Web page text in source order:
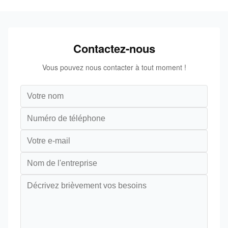
Contactez-nous
Vous pouvez nous contacter à tout moment !